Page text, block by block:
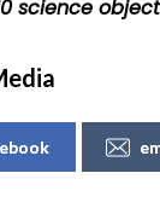
science